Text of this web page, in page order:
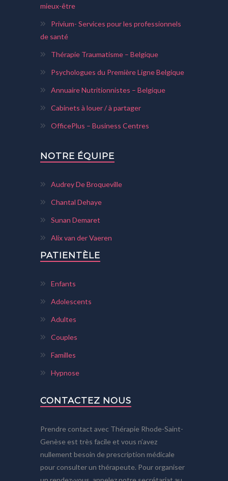
mieux-être
Privium- Services pour les professionnels
de santé
Thérapie Traumatisme – Belgique
Psychologues du Première Ligne Belgique
Annuaire Nutritionnistes – Belgique
Cabinets à louer / à partager
OfficePlus – Business Centres
NOTRE ÉQUIPE
Audrey De Broqueville
Chantal Dehaye
Sunan Demaret
Alix van der Vaeren
PATIENTÈLE
Enfants
Adolescents
Adultes
Couples
Familles
Hypnose
CONTACTEZ NOUS
Prendre contact avec Thérapie Rhode-Saint-
Genèse est très facile et vous n’avez
nullement besoin de prescription médicale
pour consulter un thérapeute. Pour organiser